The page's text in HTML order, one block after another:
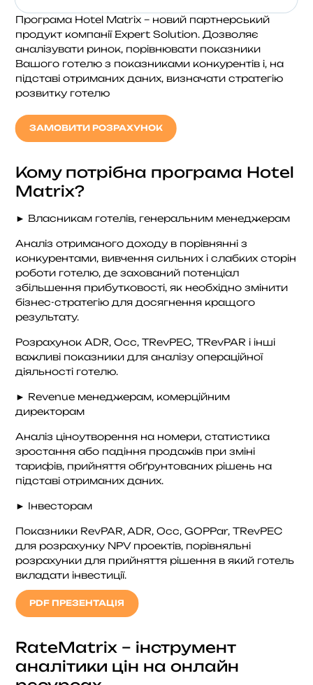
Програма Hotel Matrix – новий партнерський
продукт компанії Expert Solution. Дозволяє
аналізувати ринок, порівнювати показники
Вашого готелю з показниками конкурентів і, на
підставі отриманих даних, визначати стратегію
розвитку готелю
ЗАМОВИТИ РОЗРАХУНОК
Кому потрібна програма Hotel
Matrix?
► Власникам готелів, генеральним менеджерам
Аналіз отриманого доходу в порівнянні з
конкурентами, вивчення сильних і слабких сторін
роботи готелю, де захований потенціал
збільшення прибутковості, як необхідно змінити
бізнес-стратегію для досягнення кращого
результату.
Розрахунок ADR, Occ, TRevPEC, TRevPAR і інші
важливі показники для аналізу операційної
діяльності готелю.
► Revenue менеджерам, комерційним
директорам
Аналіз ціноутворення на номери, статистика
зростання або падіння продажів при зміні
тарифів, прийняття обґрунтованих рішень на
підставі отриманих даних.
► Інвесторам
Показники RevPAR, ADR, Occ, GOPPar, TRevPEC
для розрахунку NPV проектів, порівняльні
розрахунки для прийняття рішення в який готель
вкладати інвестиції.
PDF ПРЕЗЕНТАЦІЯ
RateMatrix – інструмент
аналітики цін на онлайн